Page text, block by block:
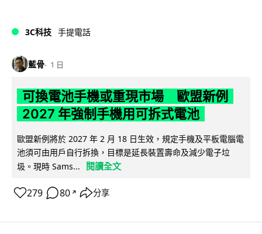
3C科技 手提電話
藍骨 1 日
可換電池手機或重現市場 歐盟新例
2027 年強制手機用可拆式電池
歐盟新例將於 2027 年 2 月 18 日生效，規定手機及平板電腦電
池須可由用戶自行拆換，目標是延長裝置壽命及減少電子垃
圾。現時 Sams...
閱讀全文
279 80 ↗ 分享